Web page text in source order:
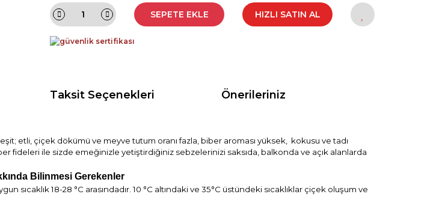
SEPETE EKLE HIZLI SATIN AL
Taksit Seçenekleri Önerileriniz
etli, çiçek dökümü ve meyve tutum oranı fazla, biber aroması yüksek, kokusu ve tadı
fideleri ile sizde emeğinizle yetiştirdiğiniz sebzelerinizi saksıda, balkonda ve açık alanlarda
Bilinmesi Gerekenl er
sıcaklık 18-28 °C arasındadır. 10 °C altındaki ve 35°C üstündeki sıcaklıklar çiçek oluşum ve